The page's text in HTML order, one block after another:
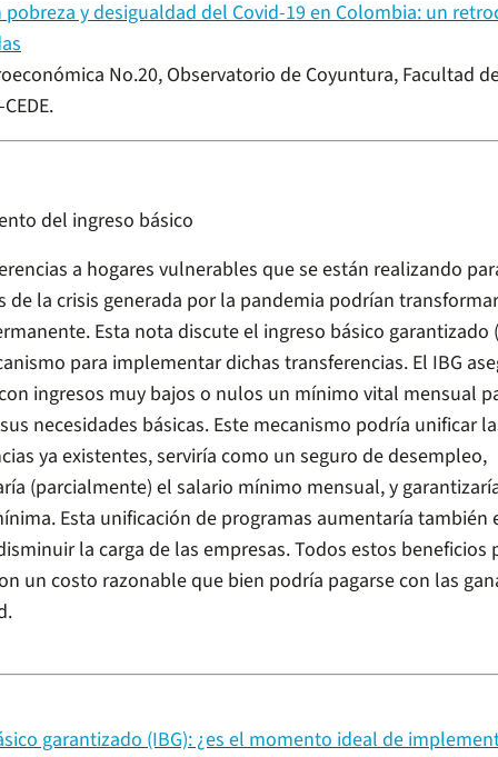
pobreza y desigualdad del Covid-19 en Colombia: un
No.20, Observatorio de Coyuntura, Facultad
a hogares vulnerables que se están realizando
de la crisis generada por la pandemia podrían
Esta nota discute el ingreso básico garantizado
para implementar dichas transferencias. El IBG
ingresos muy bajos o nulos un mínimo vital mensual
necesidades básicas. Este mecanismo podría unificar
ya existentes, serviría como un seguro de desempleo,
(parcialmente) el salario mínimo mensual, y
Esta unificación de programas aumentaría también
la carga de las empresas. Todos estos beneficios
un costo razonable que bien podría pagarse con las
garantizado (IBG): ¿es el momento ideal de